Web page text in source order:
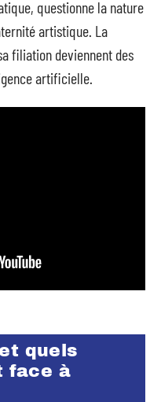
questionne la nature
artistique. La
filiation deviennent des
artificielle.
quels
face à